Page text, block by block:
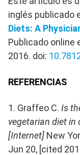
inglés publicado
Diets: A
Publicado online
2016. doi:
REFERENCIAS
1. Graffeo C. Is
vegetarian diet in
[Internet] New
Jun 20, [cited